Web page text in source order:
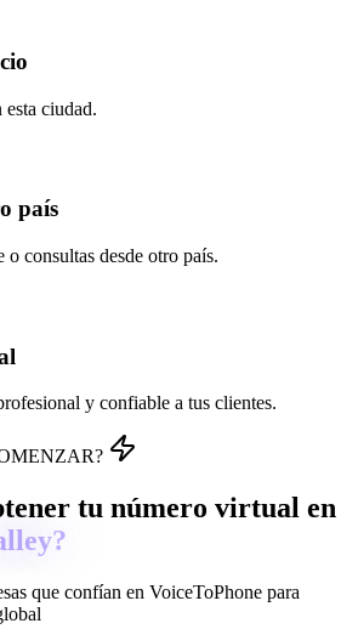
ciudad.
país
o consultas desde otro país.
y confiable a tus clientes.
tu número virtual en
que confían en VoiceToPhone para